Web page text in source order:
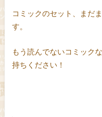
コミックのセット、まだ
す。
もう読んでないコミック
持ちください！